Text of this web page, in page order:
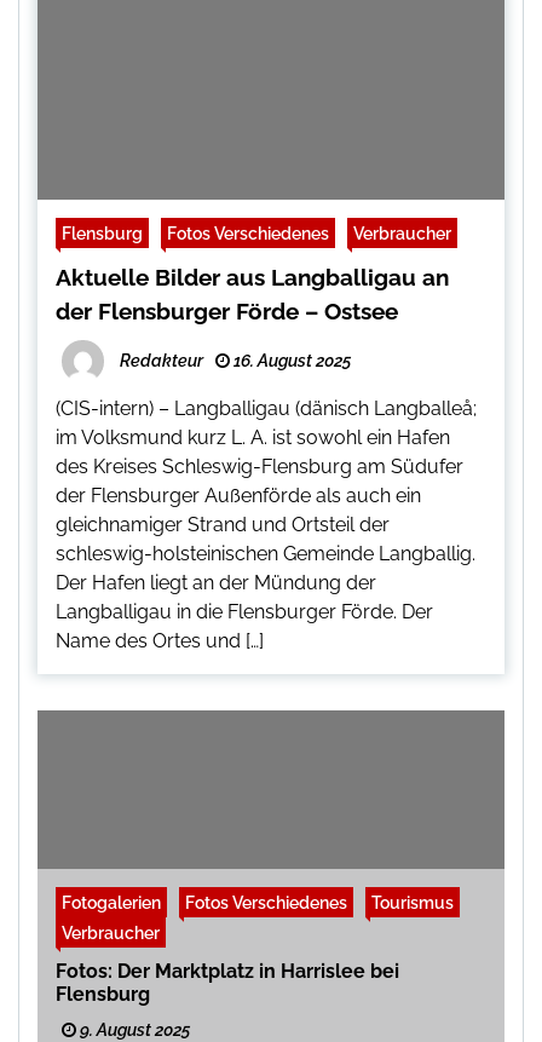
Flensburg Fotos Verschiedenes Verbraucher
Aktuelle Bilder aus Langballigau an
der Flensburger Förde – Ostsee
Redakteur 16. August 2025
(CIS-intern) – Langballigau (dänisch Langballeå;
im Volksmund kurz L. A. ist sowohl ein Hafen
des Kreises Schleswig-Flensburg am Südufer
der Flensburger Außenförde als auch ein
gleichnamiger Strand und Ortsteil der
schleswig-holsteinischen Gemeinde Langballig.
Der Hafen liegt an der Mündung der
Langballigau in die Flensburger Förde. Der
Name des Ortes und […]
Fotogalerien Fotos Verschiedenes
Tourismus
Verbraucher
Fotos: Der Marktplatz in Harrislee bei
Flensburg
9. August 2025